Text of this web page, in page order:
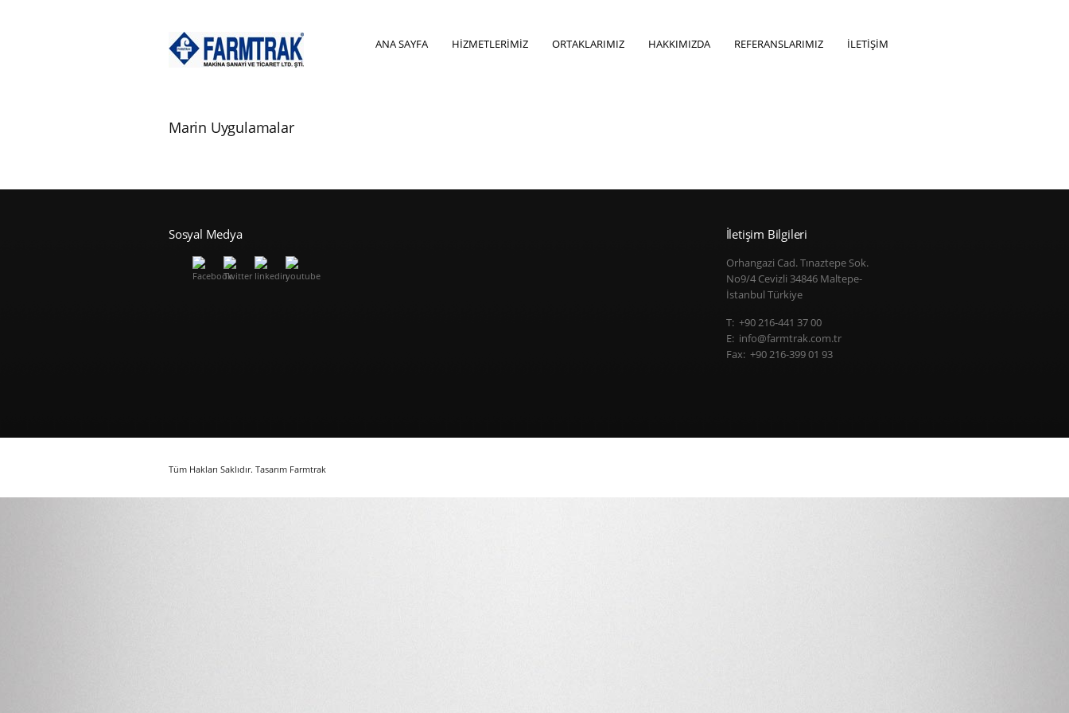
ANA SAYFA HİZMETLERİMİZ ORTAKLARIMIZ HAKKIMIZDA REFERANSLARIMIZ İLETİŞİM
Marin Uygulamalar
Sosyal Medya İletişim Bilgileri
Orhangazi Cad. Tınaztepe Sok.
No9/4 Cevizli 34846 Maltepe-
İstanbul Türkiye
T: +90 216-441 37 00
E: info@farmtrak.com.tr
Fax: +90 216-399 01 93
Tüm Hakları Saklıdır. Tasarım Farmtrak